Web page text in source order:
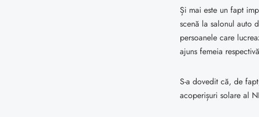
Și mai este un fapt
scenă la salonul auto
persoanele care
ajuns femeia
S-a dovedit că, de
acoperișuri solare al